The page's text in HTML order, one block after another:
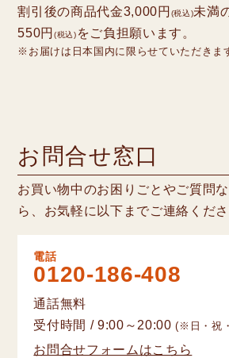
割引後の商品代金3,000円 (税込)未満
550円(税込) をご負担願います。
※お届けは日本国内に限らせていただきま
お問合せ窓口
お買い物中のお困りごとやご質問
ら、お気軽に以下までご連絡くださ
電話
0120-186-408
通話無料
受付時間 / 9:00～20:00(※日・祝
お問合せフォームはこちら